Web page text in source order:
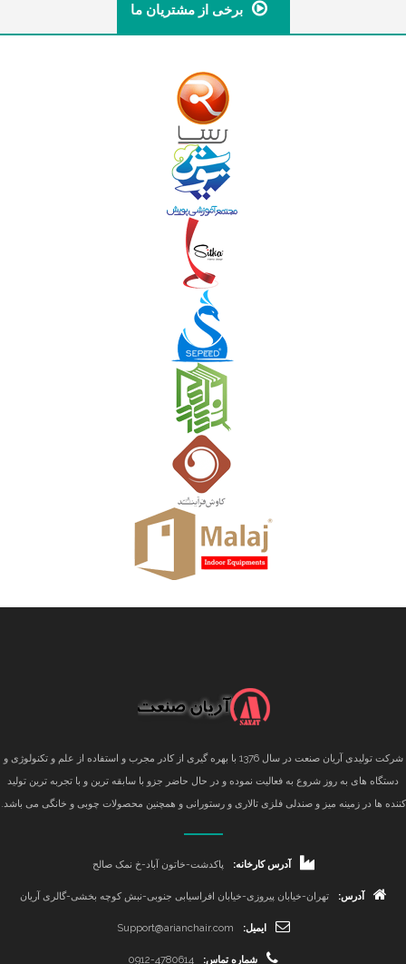
برخی از مشتریان ما
شرکت تولیدی آریان صنعت در سال 1376 با بهره گیری از کادر مجرب و استفاده از علم و تکنولوژی و
دستگاه های به روز شروع به فعالیت نموده و در حال حاضر جزو با سابقه ترین و با تجربه ترین تولید
کننده ها در زمینه میز و صندلی فلزی تالاری و رستورانی و همچنین محصولات چوبی و خانگی می باشد.
آدرس کارخانه: پاکدشت-خاتون آباد-خ نمک صالح
آدرس: تهران-خیابان پیروزی-خیابان افراسیابی جنوبی-نبش کوچه بخشی-گالری آریان
ایمیل: Support@arianchair.com
شماره تماس: 0912-4780614